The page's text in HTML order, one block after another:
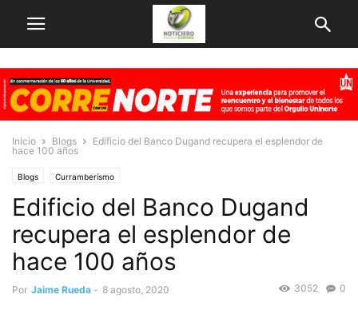
Inicio Blogs
Edificio del Banco Dugand recupera el esplendor de
hace 100 años
Blogs Curramberismo
Edificio del Banco Dugand
recupera el esplendor de
hace 100 años
Por Jaime Rueda - 8 agosto, 2020 0
3052